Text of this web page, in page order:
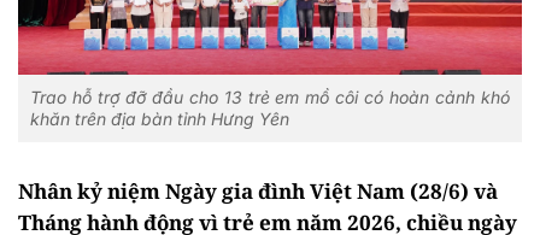
Trao hỗ trợ đỡ đầu cho 13 trẻ em mồ côi có hoàn cảnh khó
khăn trên địa bàn tỉnh Hưng Yên
Nhân kỷ niệm Ngày gia đình Việt Nam (28/6) và
Tháng hành động vì trẻ em năm 2026, chiều ngày